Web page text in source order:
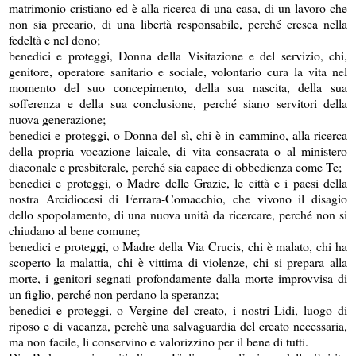
matrimonio cristiano ed è alla ricerca di una casa, di un lavoro che
non sia precario, di una libertà responsabile, perché cresca nella
fedeltà e nel dono;
benedici e proteggi, Donna della Visitazione e del servizio, chi,
genitore, operatore sanitario e sociale, volontario cura la vita nel
momento del suo concepimento, della sua nascita, della sua
sofferenza e della sua conclusione, perché siano servitori della
nuova generazione;
benedici e proteggi, o Donna del sì, chi è in cammino, alla ricerca
della propria vocazione laicale, di vita consacrata o al ministero
diaconale e presbiterale, perché sia capace di obbedienza come Te;
benedici e proteggi, o Madre delle Grazie, le città e i paesi della
nostra Arcidiocesi di Ferrara-Comacchio, che vivono il disagio
dello spopolamento, di una nuova unità da ricercare, perché non si
chiudano al bene comune;
benedici e proteggi, o Madre della Via Crucis, chi è malato, chi ha
scoperto la malattia, chi è vittima di violenze, chi si prepara alla
morte, i genitori segnati profondamente dalla morte improvvisa di
un figlio, perché non perdano la speranza;
benedici e proteggi, o Vergine del creato, i nostri Lidi, luogo di
riposo e di vacanza, perchè una salvaguardia del creato necessaria,
ma non facile, li conservino e valorizzino per il bene di tutti.